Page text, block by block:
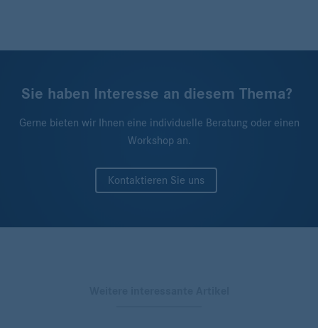
Sie haben Interesse an diesem Thema?
Gerne bieten wir Ihnen eine individuelle Beratung oder einen
Workshop an.
Kontaktieren Sie uns